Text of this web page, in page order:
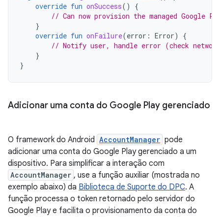
override fun onSuccess()
{
// Can now provision the managed Google
}
override fun onFailure(error : Error)
{
// Notify user, handle error (check
}
}
Adicionar uma conta do Google Play gerenciado
O framework do Android AccountManager pode
adicionar uma conta do Google Play gerenciado a um
dispositivo. Para simplificar a interação com
AccountManager , use a função auxiliar (mostrada no
exemplo abaixo) da Biblioteca de Suporte do DPC. A
função processa o token retornado pelo servidor do
Google Play e facilita o provisionamento da conta do